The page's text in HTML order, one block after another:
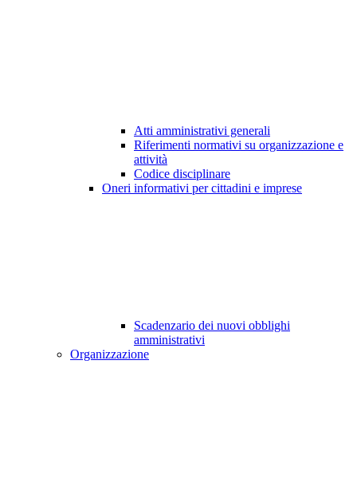
Atti amministrativi generali
Riferimenti normativi su organizzazione e
attività
Codice disciplinare
Oneri informativi per cittadini e imprese
Scadenzario dei nuovi obblighi
amministrativi
Organizzazione